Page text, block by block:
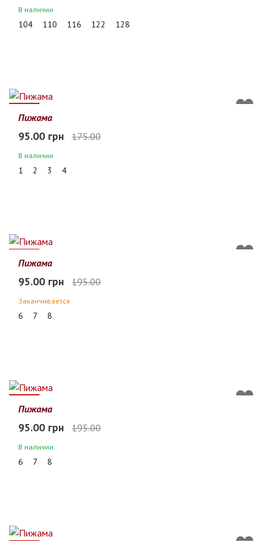
В наличии
104 110 116 122 128
46%
Пижама
95.00 грн 175.00
В наличии
1 2 3 4
51%
Пижама
95.00 грн 195.00
Заканчивается
6 7 8
51%
Пижама
95.00 грн 195.00
В наличии
6 7 8